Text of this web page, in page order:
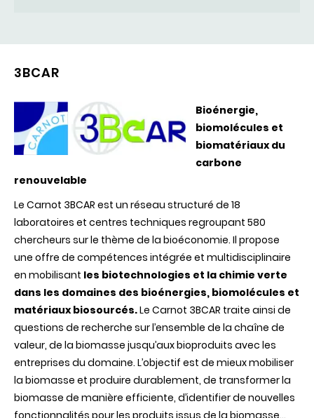
3BCAR
Bioénergie,
biomolécules et
biomatériauxdu
carbone
renouvelable
Le Carnot 3BCAR est un réseau structuré de 18
laboratoires et centres techniques regroupant 580
chercheurs sur le thème de la bioéconomie. Il propose
une offre de compétences intégrée et multidisciplinaire
en mobilisant les biotechnologies et la chimie verte
dans les domaines des bioénergies, biomolécules et
matériaux biosourcés.Le Carnot 3BCAR traite ainsi de
questions de recherche sur l’ensemble de la chaîne de
valeur, de la biomasse jusqu’aux bioproduits avec les
entreprises du domaine. L’objectif est de mieux mobiliser
la biomasse et produire durablement, de transformer la
biomasse de manière efficiente, d’identifier de nouvelles